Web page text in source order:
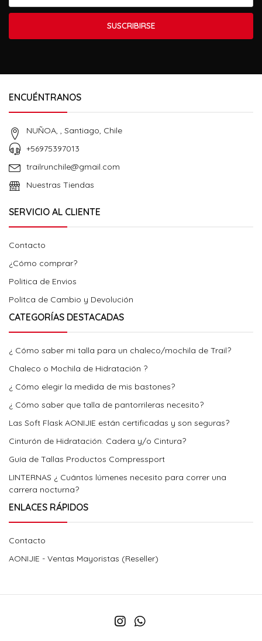
SUSCRIBIRSE
ENCUÉNTRANOS
NUÑOA, , Santiago, Chile
+56975397013
trailrunchile@gmail.com
Nuestras Tiendas
SERVICIO AL CLIENTE
Contacto
¿Cómo comprar?
Politica de Envios
Politca de Cambio y Devolución
CATEGORÍAS DESTACADAS
¿ Cómo saber mi talla para un chaleco/mochila de Trail?
Chaleco o Mochila de Hidratación ?
¿ Cómo elegir la medida de mis bastones?
¿ Cómo saber que talla de pantorrileras necesito?
Las Soft Flask AONIJIE están certificadas y son seguras?
Cinturón de Hidratación. Cadera y/o Cintura?
Guía de Tallas Productos Compressport
LINTERNAS ¿ Cuántos lúmenes necesito para correr una
carrera nocturna?
ENLACES RÁPIDOS
Contacto
AONIJIE - Ventas Mayoristas (Reseller)